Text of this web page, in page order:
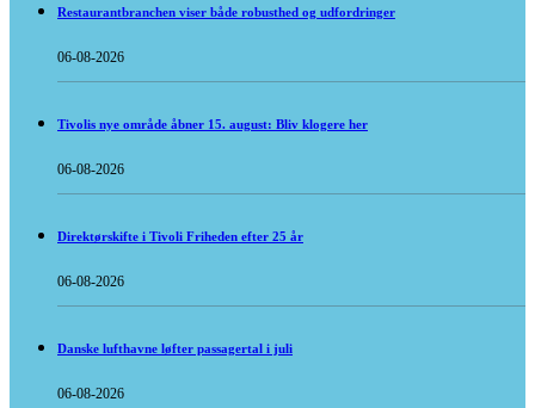
Restaurantbranchen viser både robusthed og udfordringer
06-08-2026
Tivolis nye område åbner 15. august: Bliv klogere her
06-08-2026
Direktørskifte i Tivoli Friheden efter 25 år
06-08-2026
Danske lufthavne løfter passagertal i juli
06-08-2026